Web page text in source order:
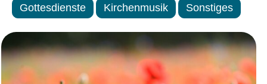
Gottesdienste Kirchenmusik Sonstiges